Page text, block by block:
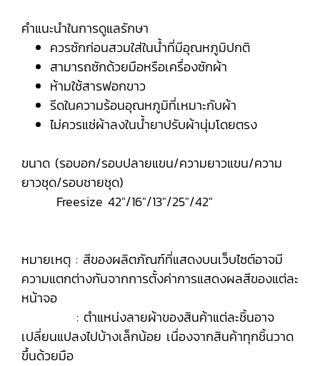
คำแนะนำในการดูแลรักษา
ควรซักก่อนสวมใส่ในน้ำที่มีอุณหภูมิปกติ
สามารถซักด้วยมือหรือเครื่องซักผ้า
ห้ามใช้สารฟอกขาว
รีดในความร้อนอุณหภูมิที่เหมาะกับผ้า
ไม่ควรแช่ผ้าลงในน้ำยาปรับผ้านุ่มโดยตรง
ขนาด (รอบอก/รอบปลายแขน/ความยาวแขน/ความ
ยาวชุด/รอบชายชุด)
Freesize 42"/16"/13"/25"/42"
หมายเหตุ : สีของผลิตภัณฑ์ที่แสดงบนเว็บไซต์อาจมี
ความแตกต่างกันจากการตั้งค่าการแสดงผลสีของแต่ละ
หน้าจอ
: ตำแหน่งลายผ้าของสินค้าแต่ละชิ้นอาจ
เปลี่ยนแปลงไปบ้างเล็กน้อย เนื่องจากสินค้าทุกชิ้นวาด
ขึ้นด้วยมือ